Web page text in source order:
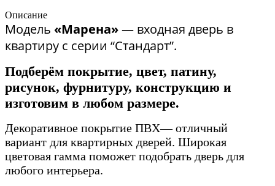
Описание
Модель «Марена»— входная дверь в
квартиру с серии “Стандарт”.
Подберём покрытие, цвет, патину,
рисунок, фурнитуру, конструкцию и
изготовим в любом размере.
Декоративное покрытие ПВХ— отличный
вариант для квартирных дверей. Широкая
цветовая гамма поможет подобрать дверь для
любого интерьера.